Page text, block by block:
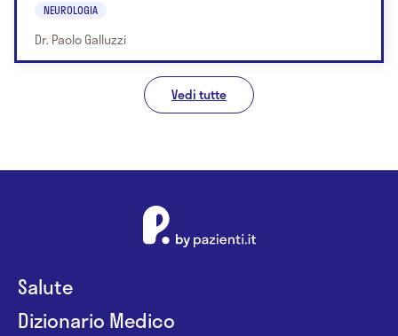
NEUROLOGIA
Dr. Paolo Galluzzi
Vedi tutte
Salute
Dizionario Medico